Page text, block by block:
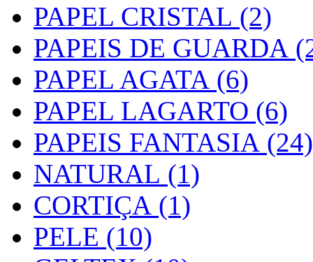
PAPEL CRISTAL (2)
PAPEIS DE GUARDA
PAPEL AGATA (6)
PAPEL LAGARTO (6)
PAPEIS FANTASIA (24)
NATURAL (1)
CORTIÇA (1)
PELE (10)